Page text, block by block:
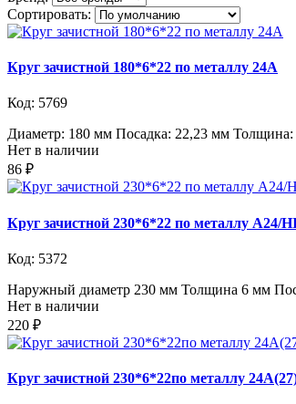
Сортировать:
Круг зачистной 180*6*22 по металлу 24А
Код: 5769
Диаметр: 180 мм Посадка: 22,23 мм Толщина:
Нет в наличии
86 ₽
Круг зачистной 230*6*22 по металлу А24/
Код: 5372
Наружный диаметр 230 мм Толщина 6 мм
Нет в наличии
220 ₽
Круг зачистной 230*6*22по металлу